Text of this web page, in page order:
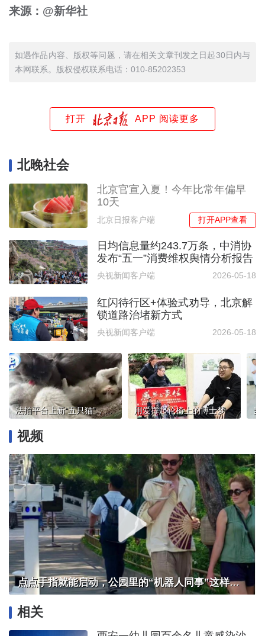
来源：@新华社
如遇作品内容、版权等问题，请在相关文章刊发之日起30日内与
本网联系。版权侵权联系电话：010-85202353
打开 APP 阅读更多
北晚社会
北京官宣入夏！今年比常年偏早
10天
北京日报客户端 打开APP查看
日均信息量约243.7万条，中消协
发布“五一”消费维权舆情分析报告
央视新闻客户端 2026-05-18
红闪待行区+体验式劝导，北京解
锁道路治堵新方式
央视新闻客户端 2026-05-18
法拍平台上新“五只猫”，宠物能抵债吗？ 用爱撑起轮椅上的博士梦
视频
点点手指就能启动，公园里的“机器人同事”这样干活
相关